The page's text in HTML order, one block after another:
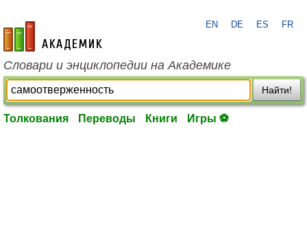
academic.ru
EN DE ES FR
Словари и энциклопедии на Академике
Найти!
Толкования Переводы Книги Игры ⚽